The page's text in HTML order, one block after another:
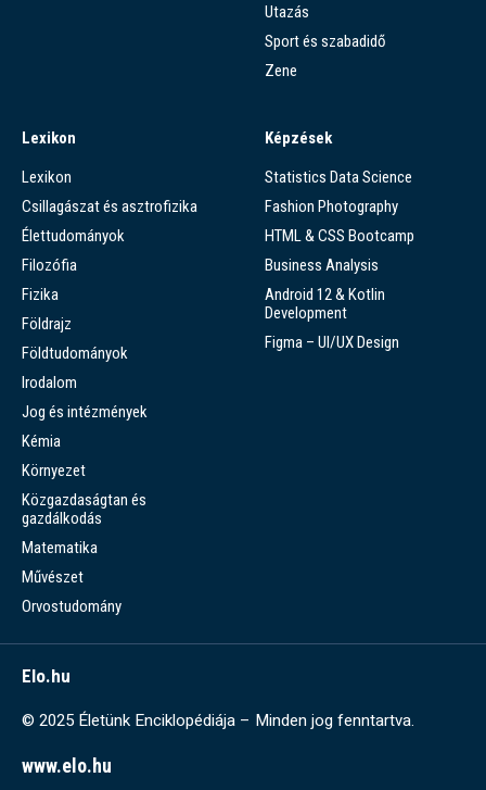
Utazás
Sport és szabadidő
Zene
Lexikon
Lexikon
Csillagászat és asztrofizika
Élettudományok
Filozófia
Fizika
Földrajz
Földtudományok
Irodalom
Jog és intézmények
Kémia
Környezet
Közgazdaságtan és
gazdálkodás
Matematika
Művészet
Orvostudomány
Képzések
Statistics Data Science
Fashion Photography
HTML & CSS Bootcamp
Business Analysis
Android 12 & Kotlin
Development
Figma – UI/UX Design
Elo.hu
© 2025 Életünk Enciklopédiája – Minden jog fenntartva.
www.elo.hu